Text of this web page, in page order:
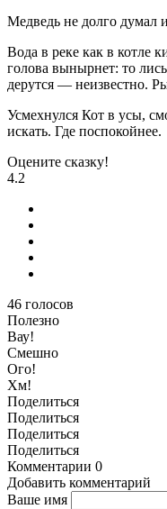
Медведь не долго думал
Вода в реке как в котле
голова вынырнет: то
дерутся — неизвестно.
Усмехнулся Кот в усы,
искать. Где поспокойнее.
Оцените сказку!
4.2
46 голосов
Полезно
Вау!
Смешно
Ого!
Хм!
Поделиться
Поделиться
Поделиться
Поделиться
Комментарии 0
Добавить комментарий
Ваше имя